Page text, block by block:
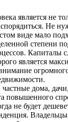
является не
Не
виде мало
степени
Капиталы
является
дома,
повышенного
не будет